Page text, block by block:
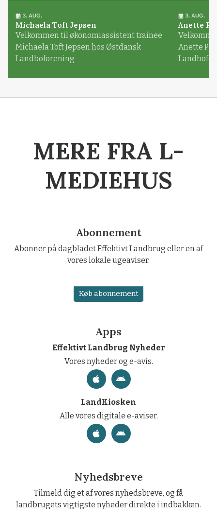
3. AUG.
Michaela Toft Jepsen
Velkommen til økonomiassistent trainee
Michaela Toft Jepsen hos Østdansk
Landboforening
3. AUG.
Anette
Anette
MERE FRA L-
MEDIEHUS
Abonnement
Abonner på dagbladet Effektivt Landbrug eller en af
vores lokale ugeaviser.
Køb abonnement
Apps
Effektivt Landbrug Nyheder
Vores nyheder og e-avis.
LandKiosken
Alle vores digitale e-aviser.
Nyhedsbreve
Tilmeld dig et af vores nyhedsbreve, og få
landbrugets vigtigste nyheder direkte i indbakken.